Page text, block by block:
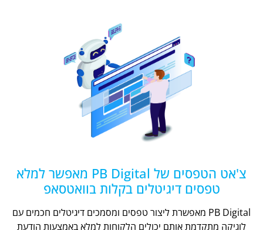
צ'אט הטפסים של PB Digital מאפשר למלא
טפסים דיגיטלים בקלות בוואטסאפ
PB Digital מאפשרת ליצור טפסים ומסמכים דיגיטלים חכמים עם
לוגיקה מתקדמת אותם יכולים הלקוחות למלא באמצעות הודעת